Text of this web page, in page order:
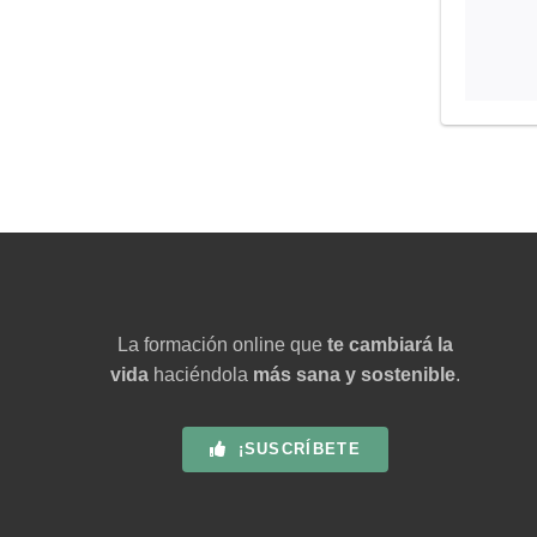
La formación online que te cambiará la
vida haciéndola más sana y sostenible.
¡SUSCRÍBETE